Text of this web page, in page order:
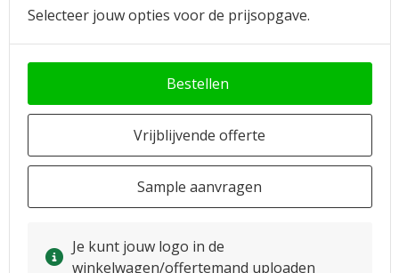
Selecteer jouw opties voor de prijsopgave.
Bestellen
Vrijblijvende offerte
Sample aanvragen
Je kunt jouw logo in de
winkelwagen/offertemand uploaden